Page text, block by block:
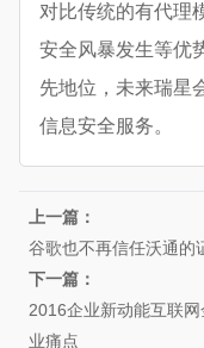
对比传统的有代理
安全风暴发生等优
先地位，未来瑞星
信息安全服务。
上一篇：
谷歌也不再信任沃通的
下一篇：
2016企业新动能互联
业痛点